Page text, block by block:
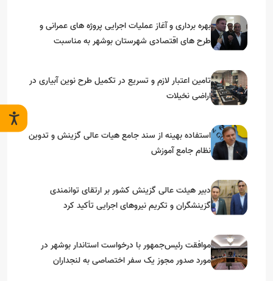
بهره برداری و آغاز عملیات اجرایی پروژه های عمرانی و
طرح های اقتصادی شهرستان بوشهر به مناسبت
تامین اعتبار لازم و تسریع در تکمیل طرح نوین آبیاری در
اراضی نخیلات
استفاده بهینه از سند جامع هیات عالی گزینش و‌ تدوین
نظام جامع آموزش
دبیر هیئت عالی گزینش کشور بر ارتقای توانمندی
گزینشگران و تکریم نیروهای اجرایی تأکید کرد
موافقت رئیس‌جمهور با درخواست استاندار بوشهر در
مورد صدور مجوز یک سفر اختصاصی به لنجداران